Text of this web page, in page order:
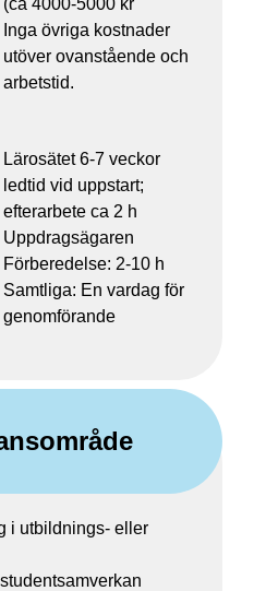
Inga övriga kostnader
utöver ovanstående och
arbetstid.
Lärosätet 6-7 veckor
ledtid vid uppstart;
efterarbete ca 2 h
Uppdragsägaren
Förberedelse: 2-10 h
Samtliga: En vardag för
genomförande
i utbildnings- eller